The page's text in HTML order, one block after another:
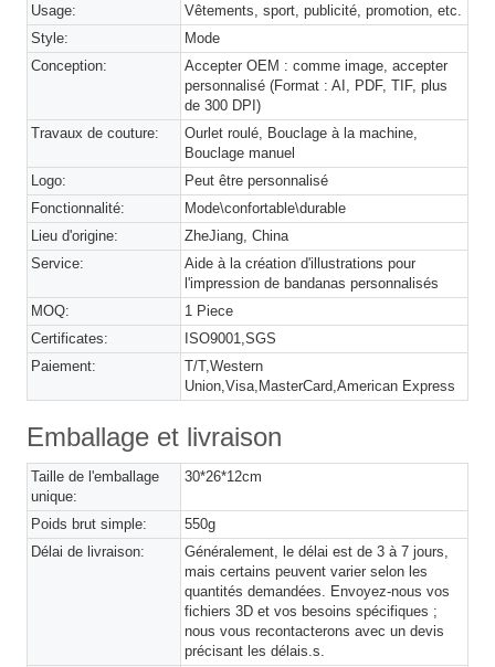
Usage:
Vêtements, sport, publicité, promotion, etc.
Style:
Mode
Conception:
Accepter OEM : comme image, accepter
personnalisé (Format : AI, PDF, TIF, plus
de 300 DPI)
Travaux de couture:
Ourlet roulé, Bouclage à la machine,
Bouclage manuel
Logo:
Peut être personnalisé
Fonctionnalité:
Mode\confortable\durable
Lieu d'origine:
ZheJiang, China
Service:
Aide à la création d'illustrations pour
l'impression de bandanas personnalisés
MOQ:
1 Piece
Certificates:
ISO9001,SGS
Paiement:
T/T,Western
Union,Visa,MasterCard,American Express
Emballage et livraison
Taille de l'emballage
unique:
30*26*12cm
Poids brut simple:
550g
Délai de livraison:
Généralement, le délai est de 3 à 7 jours,
mais certains peuvent varier selon les
quantités demandées. Envoyez-nous vos
fichiers 3D et vos besoins spécifiques ;
nous vous recontacterons avec un devis
précisant les délais.s.